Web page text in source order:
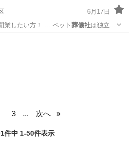
6月17日
を開業したい方！ … ペット 葬儀社は独立・
社開業サポートとして… ジネスとして
3 ... 次へ
件中 1-50件表示